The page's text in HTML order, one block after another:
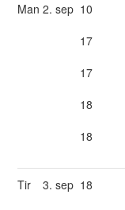
Man2. sep 10
17
17
18
18
Tir 3. sep 18